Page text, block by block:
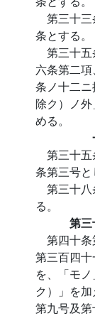
第三十
条とする。
第三十
六条第二
条ノ十二
除ク）ノ
める。
第三十
条第三号と
第三十
る。
第
第四十条
第三百四十
を、「モ
ク）」を
第九号及第